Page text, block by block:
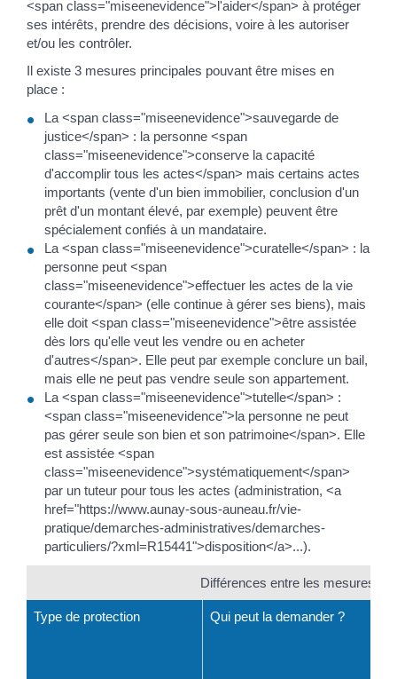
<span class="miseenevidence">l'aider</span> à protéger
ses intérêts, prendre des décisions, voire à les autoriser
et/ou les contrôler.
Il existe 3 mesures principales pouvant être mises en
place :
La <span class="miseenevidence">sauvegarde de
justice</span> : la personne <span
class="miseenevidence">conserve la capacité
d'accomplir tous les actes</span> mais certains actes
importants (vente d'un bien immobilier, conclusion d'un
prêt d'un montant élevé, par exemple) peuvent être
spécialement confiés à un mandataire.
La <span class="miseenevidence">curatelle</span> : la
personne peut <span
class="miseenevidence">effectuer les actes de la vie
courante</span> (elle continue à gérer ses biens), mais
elle doit <span class="miseenevidence">être assistée
dès lors qu'elle veut les vendre ou en acheter
d'autres</span>. Elle peut par exemple conclure un bail,
mais elle ne peut pas vendre seule son appartement.
La <span class="miseenevidence">tutelle</span> :
<span class="miseenevidence">la personne ne peut
pas gérer seule son bien et son patrimoine</span>. Elle
est assistée <span
class="miseenevidence">systématiquement</span>
par un tuteur pour tous les actes (administration, <a
href="https://www.aunay-sous-auneau.fr/vie-
pratique/demarches-administratives/demarches-
particuliers/?xml=R15441">disposition</a>...).
Différences entre les mesures de
Type de protection Qui peut la demander ?